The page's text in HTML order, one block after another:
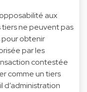
aux
tiers ne peuvent pas
pour obtenir
par les
contestée
comme un tiers
d’administration